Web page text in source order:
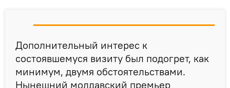
Дополнительный интерес к
состоявшемуся визиту был подогрет, как
минимум, двумя обстоятельствами.
Нынешний молдавский премьер